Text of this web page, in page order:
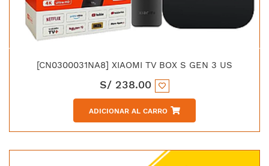
[CN0300031NA8] XIAOMI TV BOX S GEN 3 US
S/ 238.00
ADICIONAR AL CARRO